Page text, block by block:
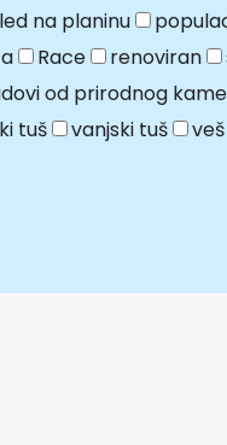
na planinu
Race renoviran
od prirodnog
tuš vanjski tuš